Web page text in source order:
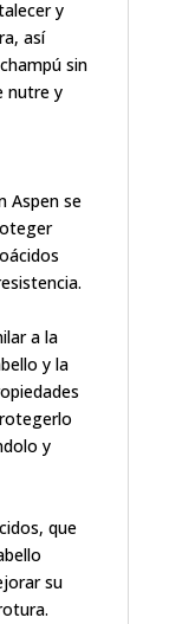
y
así
sin
nutre y
Aspen se
a la
y la
y
que
su